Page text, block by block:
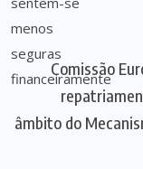
Comissão
âmbito do